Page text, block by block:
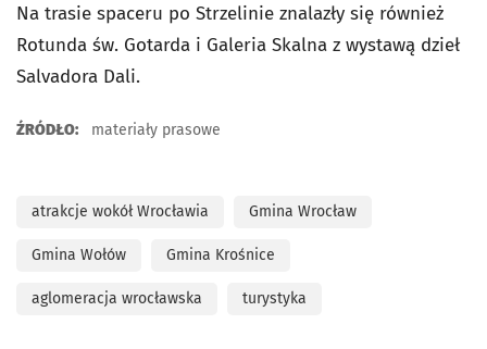
Na trasie spaceru po Strzelinie znalazły się również
Rotunda św. Gotarda i Galeria Skalna z wystawą dzieł
Salvadora Dali.
ŹRÓDŁO: materiały prasowe
atrakcje wokół Wrocławia Gmina Wrocław
Gmina Wołów Gmina Krośnice
aglomeracja wrocławska turystyka